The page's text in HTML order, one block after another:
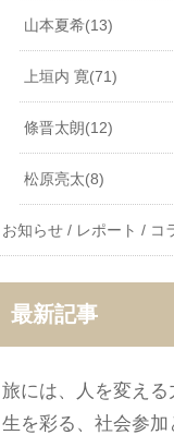
山本夏希 13
上垣内 寛 71
條晋太朗 12
松原亮太 8
お知らせ / レポート / コ
最新記事
旅には、人を変える
生を彩る、社会参